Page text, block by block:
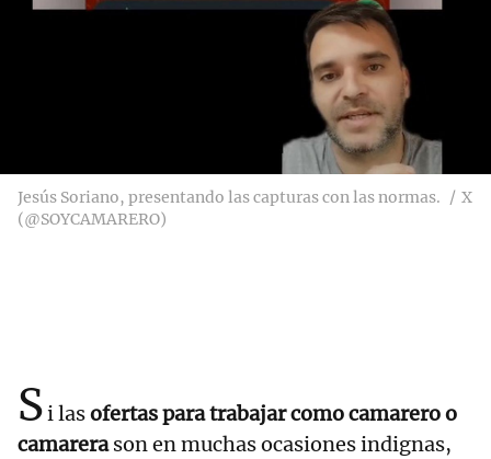
Jesús Soriano, presentando las capturas con las normas.
X
(@SOYCAMARERO)
Si lasofertas para trabajar como camarero o
camarerason en muchas ocasiones indignas,